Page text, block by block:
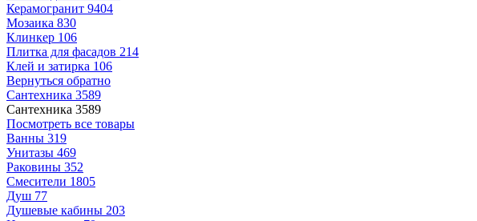
Керамогранит 9404
Мозаика 830
Клинкер 106
Плитка для фасадов 214
Клей и затирка 106
Вернуться обратно
Сантехника 3589
Сантехника 3589
Посмотреть все товары
Ванны 319
Унитазы 469
Раковины 352
Смесители 1805
Душ 77
Душевые кабины 203